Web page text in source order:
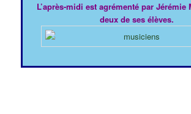
L’après-midi est agrémenté par Jérémie
deux de ses élèves.